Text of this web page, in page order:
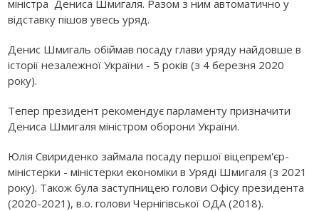
міністра Дениса Шмигаля. Разом з ним автоматично у
відставку пішов увесь уряд.
Денис Шмигаль обіймав посаду глави уряду найдовше в
історії незалежної України - 5 років (з 4 березня 2020
року).
Тепер президент рекомендує парламенту призначити
Дениса Шмигаля міністром оборони України.
Юлія Свириденко займала посаду першої віцепрем'єр-
міністерки - міністерки економіки в Уряді Шмигаля (з 2021
року). Також була заступницею голови Офісу президента
(2020-2021), в.о. голови Чернігівської ОДА (2018).